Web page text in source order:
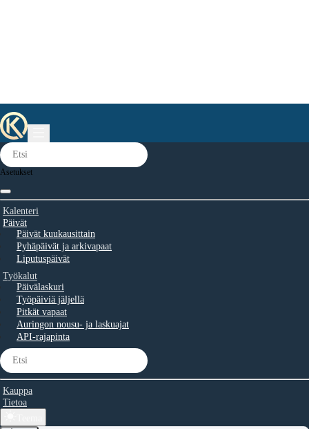
Asetukset
Kalenteri
Päivät
Päivät kuukausittain
Pyhäpäivät ja arkivapaat
Liputuspäivät
Työkalut
Päivälaskuri
Työpäiviä jäljellä
Pitkät vapaat
Auringon nousu- ja laskuajat
API-rajapinta
Kauppa
Tietoa